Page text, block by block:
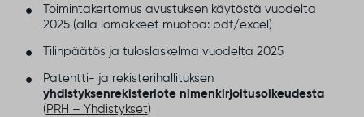
Toimintakertomus avustuksen käytöstä vuodelta
2025 (alla lomakkeet muotoa: pdf/excel)
Tilinpäätös ja tuloslaskelma vuodelta 2025
Patentti- ja rekisterihallituksen
yhdistyksenrekisteriote nimenkirjoitusoikeudesta
( PRH – Yhdistykset)